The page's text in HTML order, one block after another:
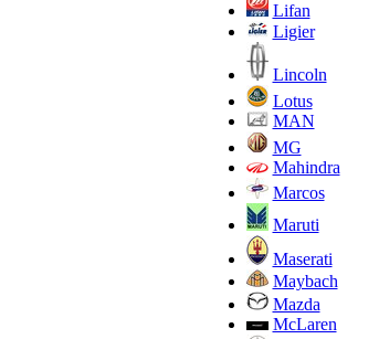
Lifan
Ligier
Lincoln
Lotus
MAN
MG
Mahindra
Marcos
Maruti
Maserati
Maybach
Mazda
McLaren